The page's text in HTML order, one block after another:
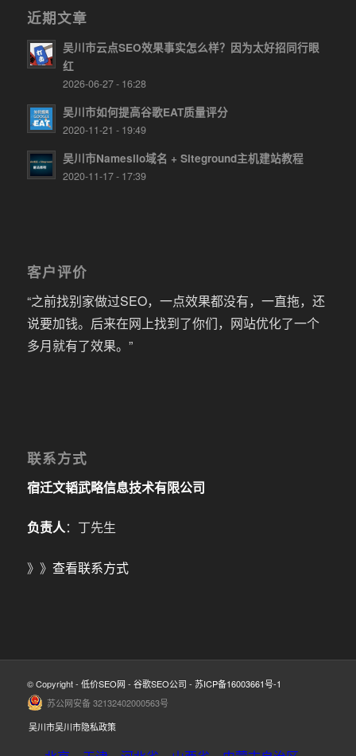
近期文章
吴川市云点SEO效果事实怎么样？因为太好招同行眼
红
2026-06-27 - 16:28
吴川市如何提高谷歌EAT质量评分
2020-11-21 - 19:49
吴川市Namesilo域名 + Siteground主机建站教程
2020-11-17 - 17:39
客户评价
“之前找别家做过SEO，一点效果都没有，一直拖，还
说要加钱。后来在网上找到了你们，网站优化了一个
多月就有了效果。”
联系方式
宿迁文韬武略信息技术有限公司
负责人：丁先生
》》 查看联系方式
© Copyright - 低价SEO网 - 谷歌SEO公司 - 苏ICP备16003661号-1
苏公网安备 32132402000563号
吴川市吴川市隐私政策